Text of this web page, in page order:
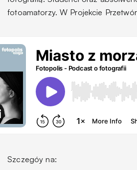
fotoamatorzy. W Projekcie
Szczegóy na: